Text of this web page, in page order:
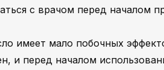
с врачом перед началом
имеет мало побочных
и перед началом